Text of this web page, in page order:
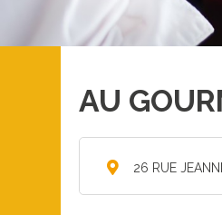
AU
26 RUE